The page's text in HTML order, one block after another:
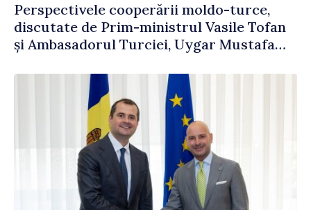
Perspectivele cooperării moldo-turce,
discutate de Prim-ministrul Vasile Tofan
și Ambasadorul Turciei, Uygar Mustafa